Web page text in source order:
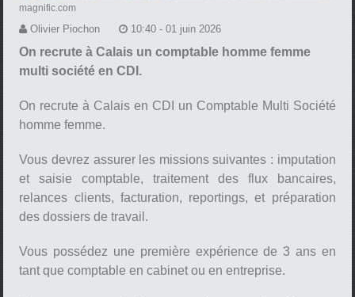
magnific.com
Olivier Piochon 10:40 - 01 juin 2026
On recrute à Calais un comptable homme femme
multi société en CDI.
On recrute à Calais en CDI un Comptable Multi Société
homme femme.
Vous devrez assurer les missions suivantes : imputation
et saisie comptable, traitement des flux bancaires,
relances clients, facturation, reportings, et préparation
des dossiers de travail.
Vous possédez une première expérience de 3 ans en
tant que comptable en cabinet ou en entreprise.